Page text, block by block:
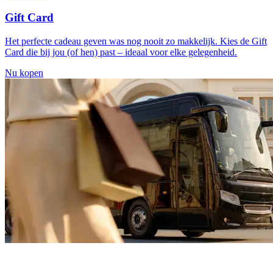
Gift Card
Het perfecte cadeau geven was nog nooit zo makkelijk. Kies de Gift
Card die bij jou (of hen) past – ideaal voor elke gelegenheid.
Nu kopen